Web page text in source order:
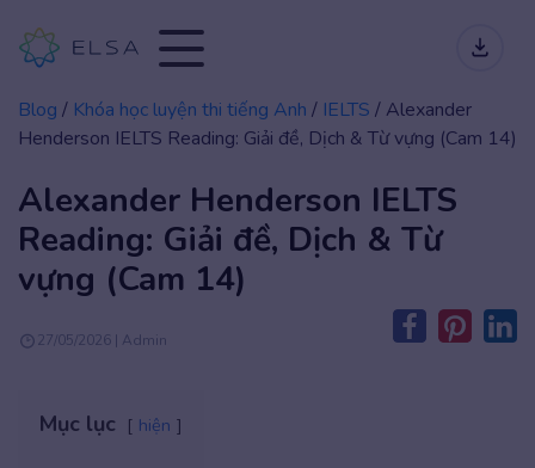
Blog / Khóa học luyện thi tiếng Anh / IELTS / Alexander
Henderson IELTS Reading: Giải đề, Dịch & Từ vựng (Cam 14)
Alexander Henderson IELTS
Reading: Giải đề, Dịch & Từ
vựng (Cam 14)
27/05/2026 | Admin
Mục lục hiện